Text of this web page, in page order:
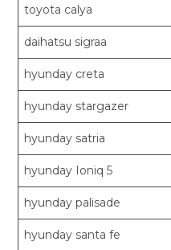
toyota calya
daihatsu sigraa
hyunday creta
hyunday stargazer
hyunday satria
hyunday Ioniq 5
hyunday palisade
hyunday santa fe